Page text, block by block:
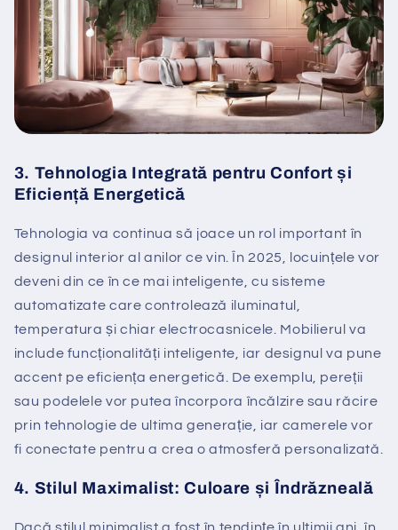
3. Tehnologia Integrată pentru Confort și
Eficiență Energetică
Tehnologia va continua să joace un rol important în
designul interior al anilor ce vin. În 2025, locuințele vor
deveni din ce în ce mai inteligente, cu sisteme
automatizate care controlează iluminatul,
temperatura și chiar electrocasnicele. Mobilierul va
include funcționalități inteligente, iar designul va pune
accent pe eficiența energetică. De exemplu, pereții
sau podelele vor putea încorpora încălzire sau răcire
prin tehnologie de ultima generație, iar camerele vor
fi conectate pentru a crea o atmosferă personalizată.
4. Stilul Maximalist: Culoare și Îndrăzneală